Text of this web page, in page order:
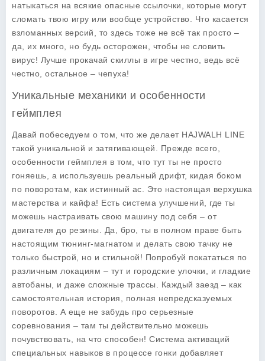
натыкаться на всякие опасные ссылочки, которые могут
сломать твою игру или вообще устройство. Что касается
взломанных версий, то здесь тоже не всё так просто –
да, их много, но будь осторожен, чтобы не словить
вирус! Лучше прокачай скиллы в игре честно, ведь всё
честно, остальное – чепуха!
Уникальные механики и особенности
геймплея
Давай побеседуем о том, что же делает HAJWALH LINE
такой уникальной и затягивающей. Прежде всего,
особенности геймплея в том, что тут ты не просто
гоняешь, а используешь реальный дрифт, кидая боком
по поворотам, как истинный ас. Это настоящая верхушка
мастерства и кайфа! Есть система улучшений, где ты
можешь настраивать свою машину под себя – от
двигателя до резины. Да, бро, ты в полном праве быть
настоящим тюнинг-магнатом и делать свою тачку не
только быстрой, но и стильной! Попробуй покататься по
различным локациям – тут и городские улочки, и гладкие
автобаны, и даже сложные трассы. Каждый заезд – как
самостоятельная история, полная непредсказуемых
поворотов. А еще не забудь про серьезные
соревнования – там ты действительно можешь
почувствовать, на что способен! Система активаций
специальных навыков в процессе гонки добавляет